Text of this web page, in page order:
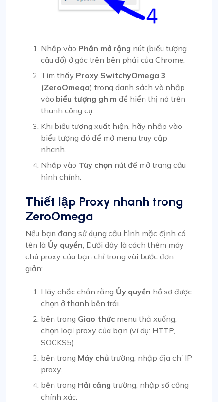
Nhấp vào Phần mở rộng nút (biểu tượng
câu đố) ở góc trên bên phải của Chrome.
Tìm thấy Proxy SwitchyOmega 3
(ZeroOmega) trong danh sách và nhấp
vào biểu tượng ghim để hiển thị nó trên
thanh công cụ.
Khi biểu tượng xuất hiện, hãy nhấp vào
biểu tượng đó để mở menu truy cập
nhanh.
Nhấp vào Tùy chọn nút để mở trang cấu
hình chính.
Thiết lập Proxy nhanh trong
ZeroOmega
Nếu bạn đang sử dụng cấu hình mặc định có
tên là Ủy quyền , Dưới đây là cách thêm máy
chủ proxy của bạn chỉ trong vài bước đơn
giản:
Hãy chắc chắn rằng Ủy quyền hồ sơ được
chọn ở thanh bên trái.
bên trong Giao thức menu thả xuống,
chọn loại proxy của bạn (ví dụ: HTTP,
SOCKS5).
bên trong Máy chủ trường, nhập địa chỉ IP
proxy.
bên trong Hải cảng trường, nhập số cổng
chính xác.